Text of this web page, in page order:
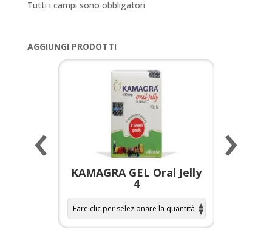
Tutti i campi sono obbligatori
AGGIUNGI PRODOTTI
KAMAGRA GEL Oral Jelly
4
‹ ›